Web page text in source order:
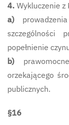
4. Wykluczenie
a)
szczególności
popełnienie
b)
orzekającego
publicznych.
§16